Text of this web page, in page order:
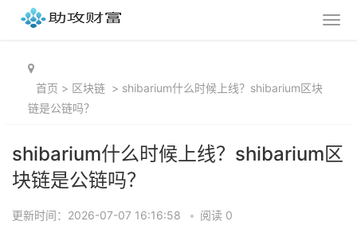
首页 > 区块链 > shibarium什么时候上线？shibarium区块
链是公链吗？
shibarium什么时候上线？shibarium区
块链是公链吗？
更新时间：2026-07-07 16:16:58 • 阅读 0